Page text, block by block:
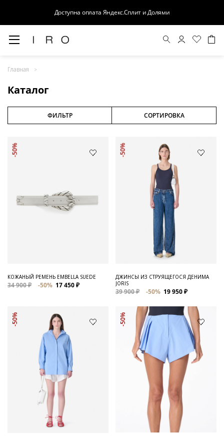
Доступна оплата Яндекс.Сплит и Долями
Главная
Каталог
Церемония
Распродажа
Для нее
Сумки и аксессуары
ФИЛЬТР СОРТИРОВКА
-50%
КОЖАНЫЙ РЕМЕНЬ EMBELLA SUEDE
34 900 ₽ -50% 17 450 ₽
-50%
ДЖИНСЫ ИЗ СТРУЯЩЕГОСЯ ДЕНИМА
JORIS
39 900 ₽ -50% 19 950 ₽
-50% -50%